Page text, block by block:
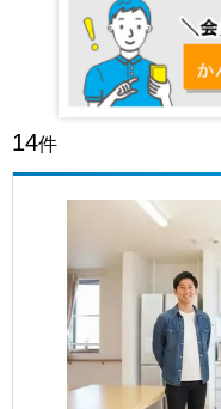
14件